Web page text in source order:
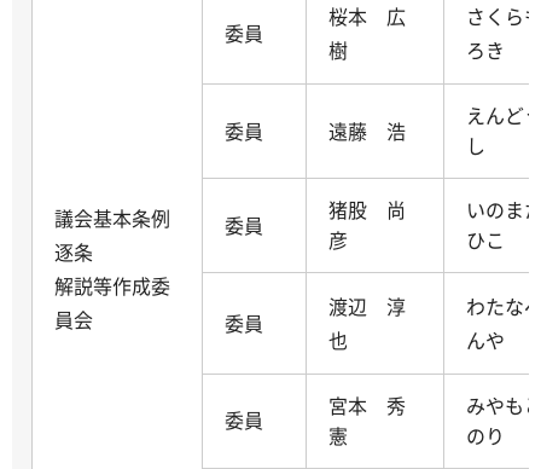
議会基本条例
逐条
解説等作成委
員会
委員
桜本 広
樹
さくら
ろき
委員 遠藤 浩
えんど
し
委員
猪股 尚
彦
いのま
ひこ
委員
渡辺 淳
也
わたな
んや
委員
宮本 秀
憲
みやも
のり